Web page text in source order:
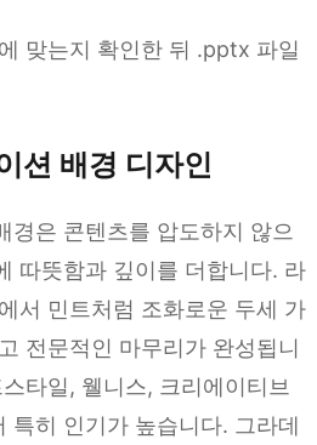
맞는지 확인한 뒤 .pptx 파일
션 배경 디자인
경은 콘텐츠를 압도하지 않으
따뜻함과 깊이를 더합니다. 라
서 민트처럼 조화로운 두세 가
전문적인 마무리가 완성됩니
타일, 웰니스, 크리에이티브
특히 인기가 높습니다. 그라데